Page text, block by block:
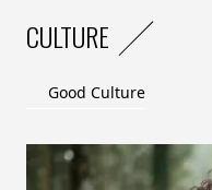
CULTURE
Good Culture